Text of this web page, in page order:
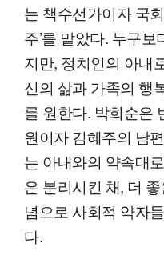
는 책수선가이자 국
주’를 맡았다. 누구
지만, 정치인의 아내
신의 삶과 가족의 행
를 원한다. 박희순은
원이자 김혜주의 남
는 아내와의 약속대
은 분리시킨 채, 더
념으로 사회적 약자
다.